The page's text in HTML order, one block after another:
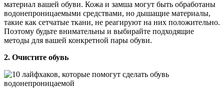
материал вашей обуви. Кожа и замша могут быть обработаны
водонепроницаемыми средствами, но дышащие материалы,
такие как сетчатые ткани, не реагируют на них положительно.
Поэтому будьте внимательны и выбирайте подходящие
методы для вашей конкретной пары обуви.
2. Очистите обувь